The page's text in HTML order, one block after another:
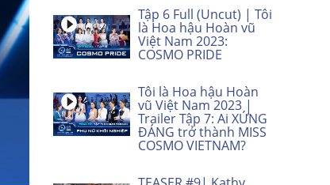
Tập 6 Full (Uncut) | Tôi
là Hoa hậu Hoàn vũ
Việt Nam 2023:
COSMO PRIDE
Tôi là Hoa hậu Hoàn
vũ Việt Nam 2023 |
Trailer Tập 7: Ai XỨNG
ĐÁNG trở thành MISS
COSMO VIETNAM?